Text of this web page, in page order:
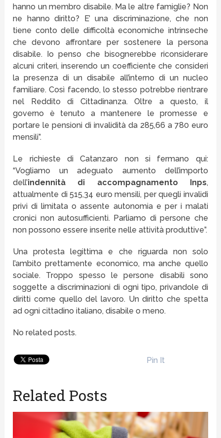
hanno un membro disabile. Ma le altre famiglie? Non
ne hanno diritto? E’ una discriminazione, che non
tiene conto delle difficoltà economiche intrinseche
che devono affrontare per sostenere la persona
disabile. Io penso che bisognerebbe riconsiderare
alcuni criteri, inserendo un coefficiente che consideri
la presenza di un disabile all’interno di un nucleo
familiare. Così facendo, lo stesso potrebbe rientrare
nel Reddito di Cittadinanza. Oltre a questo, il
governo è tenuto a mantenere le promesse e
portare le pensioni di invalidità da 285,66 a 780 euro
mensili”.
Le richieste di Catanzaro non si fermano qui:
“Vogliamo un adeguato aumento dell’importo
dell’indennità di accompagnamento Inps,
attualmente di 515,34 euro mensili, per quegli invalidi
privi di limitata o assente autonomia e per i malati
cronici non autosufficienti. Parliamo di persone che
non possono essere inserite nelle attività produttive”.
Una protesta legittima e che riguarda non solo
l’ambito prettamente economico, ma anche quello
sociale. Troppo spesso le persone disabili sono
soggette a discriminazioni di ogni tipo, privandole di
diritti come quello del lavoro. Un diritto che spetta
ad ogni cittadino italiano, disabile o meno.
No related posts.
Pin It
Related Posts